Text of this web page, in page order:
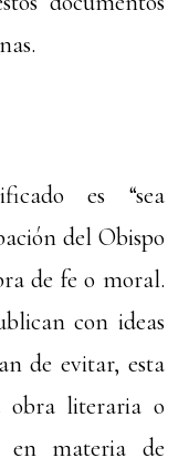
es “sea
del Obispo
de fe o moral.
con ideas
de evitar, esta
obra literaria o
materia de